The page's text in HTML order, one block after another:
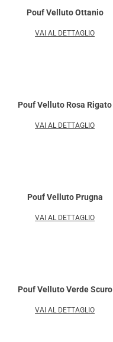
Pouf Velluto Ottanio
VAI AL DETTAGLIO
Pouf Velluto Rosa Rigato
VAI AL DETTAGLIO
Pouf Velluto Prugna
VAI AL DETTAGLIO
Pouf Velluto Verde Scuro
VAI AL DETTAGLIO